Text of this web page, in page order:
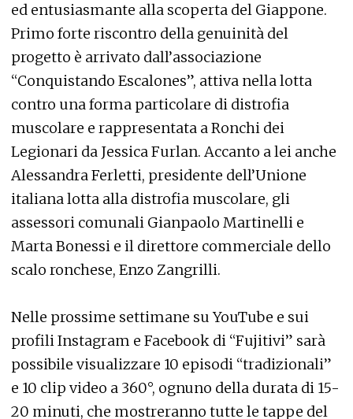
ed entusiasmante alla scoperta del Giappone.
Primo forte riscontro della genuinità del
progetto è arrivato dall’associazione
“Conquistando Escalones”, attiva nella lotta
contro una forma particolare di distrofia
muscolare e rappresentata a Ronchi dei
Legionari da Jessica Furlan. Accanto a lei anche
Alessandra Ferletti, presidente dell’Unione
italiana lotta alla distrofia muscolare, gli
assessori comunali Gianpaolo Martinelli e
Marta Bonessi e il direttore commerciale dello
scalo ronchese, Enzo Zangrilli.
Nelle prossime settimane su YouTube e sui
profili Instagram e Facebook di “Fujitivi” sarà
possibile visualizzare 10 episodi “tradizionali”
e 10 clip video a 360°, ognuno della durata di 15-
20 minuti, che mostreranno tutte le tappe del